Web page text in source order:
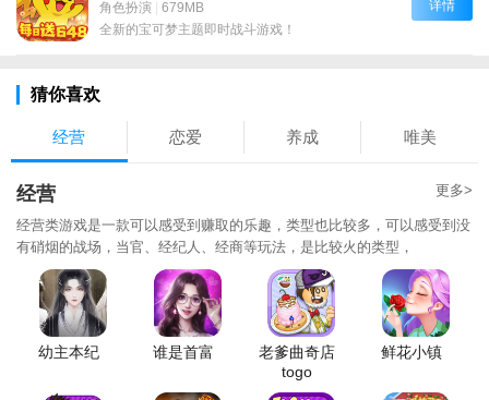
角色扮演 | 679MB
全新的宝可梦主题即时战斗游戏！
详情
猜你喜欢
经营 恋爱 养成 唯美
经营 更多>
经营类游戏是一款可以感受到赚取的乐趣，类型也比较多，可以感受到没
有硝烟的战场，当官、经纪人、经商等玩法，是比较火的类型，
幼主本纪 谁是首富
老爹曲奇店
togo
鲜花小镇